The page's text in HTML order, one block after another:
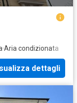
·Aria condizionata
dettagli